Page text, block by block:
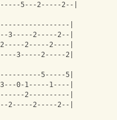
5---2-----2--|
|
3-----2-----2--|
2-----2----|
3-----2-----2|
5-----5|
0-1-----1----|
2----------|
2-----2-----2--|